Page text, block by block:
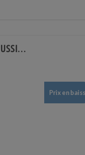
Prix en